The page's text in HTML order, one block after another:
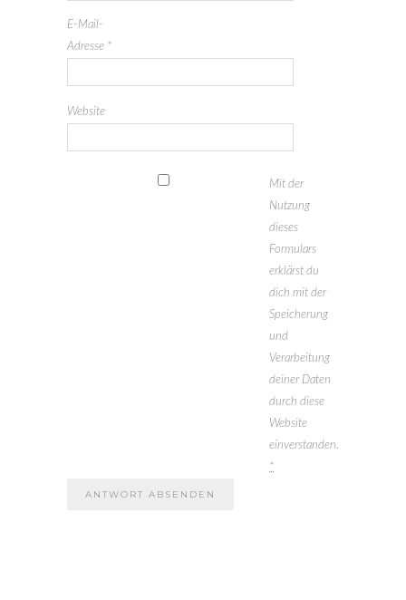
E-Mail-
Adresse *
Website
Mit der
Nutzung
dieses
Formulars
erklärst du
dich mit der
Speicherung
und
Verarbeitung
deiner Daten
durch diese
Website
einverstanden.
*